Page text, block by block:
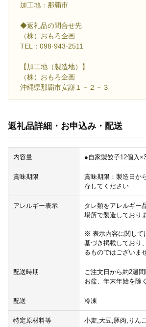
加工地：那覇市
◆返礼品の問合せ先
（株）おもろ企画
TEL：098-943-2511
【加工地（製造地）】
（株）おもろ企画
沖縄県那覇市安謝１－２－３
返礼品詳細・お申込み・配送
内容量 ●自家製餃子12個入
賞味期限
賞味期限：製造日か
存してください
アレルギー表示
タレ類をアレルギー
場所で製造しており
※ 表示内容に関して
基づき掲載しており
るものではございま
配送時期
ご注文日から約2週間
お盆、年末年始を除く
配送 冷凍
特定原材料等 小麦,大豆,豚肉,りん